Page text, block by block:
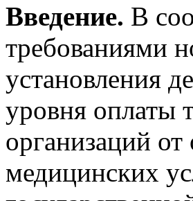
Введение. В
требованиями
установления
уровня оплаты
организаций
медицинских